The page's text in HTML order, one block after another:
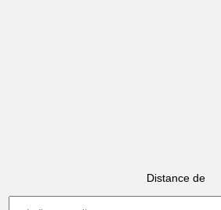
Distance de